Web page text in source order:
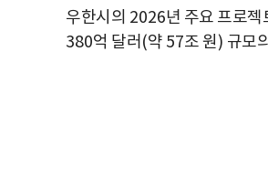
우한시의 2026년 주요 프로젝
380억 달러 (약 57조 원) 규모